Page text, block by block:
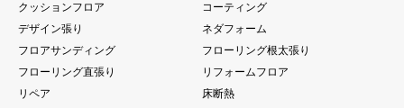
クッションフロア
コーティング
デザイン張り
ネダフォーム
フロアサンディング
フローリング根太張り
フローリング直張り
リフォームフロア
リペア
床断熱